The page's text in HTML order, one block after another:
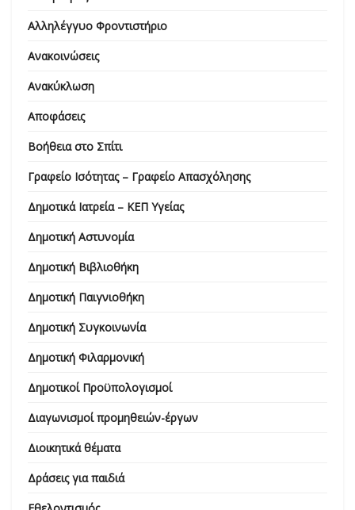
Αλληλέγγυο Φροντιστήριο
Ανακοινώσεις
Ανακύκλωση
Αποφάσεις
Βοήθεια στο Σπίτι
Γραφείο Ισότητας – Γραφείο Απασχόλησης
Δημοτικά Ιατρεία – ΚΕΠ Υγείας
Δημοτική Αστυνομία
Δημοτική Βιβλιοθήκη
Δημοτική Παιγνιοθήκη
Δημοτική Συγκοινωνία
Δημοτική Φιλαρμονική
Δημοτικοί Προϋπολογισμοί
Διαγωνισμοί προμηθειών-έργων
Διοικητικά θέματα
Δράσεις για παιδιά